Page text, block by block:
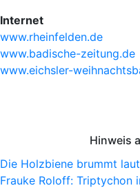
Internet
www.rheinfelden.de
www.badische-zeitung.de
www.eichsler-
Hinweis
Die Holzbiene brummt
Frauke Roloff: Triptychon